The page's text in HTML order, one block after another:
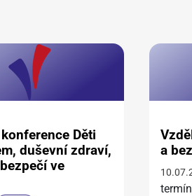
Děti
duševní zdraví,
ve
a